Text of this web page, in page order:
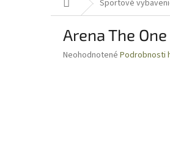
DomovŠportové
Arena The
Priemerné
Neohodnotené Podrobnosti